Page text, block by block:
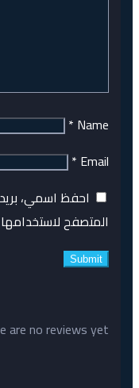
Name
*
Email
*
احفظ اسمي،
المتصفح
are no reviews yet.